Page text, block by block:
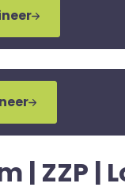
| ZZP |